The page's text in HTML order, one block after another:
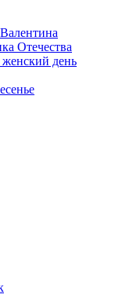
Отечества
день